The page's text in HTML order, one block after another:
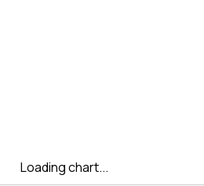
Loading chart...